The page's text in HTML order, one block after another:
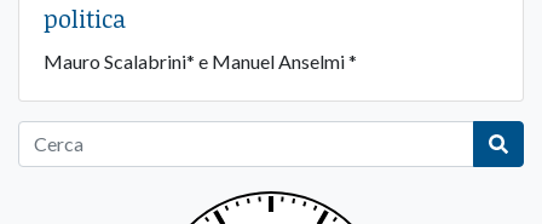
politica
Mauro Scalabrini* e Manuel Anselmi *